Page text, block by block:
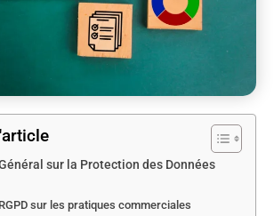
sur la Protection des Données
sur les pratiques commerciales